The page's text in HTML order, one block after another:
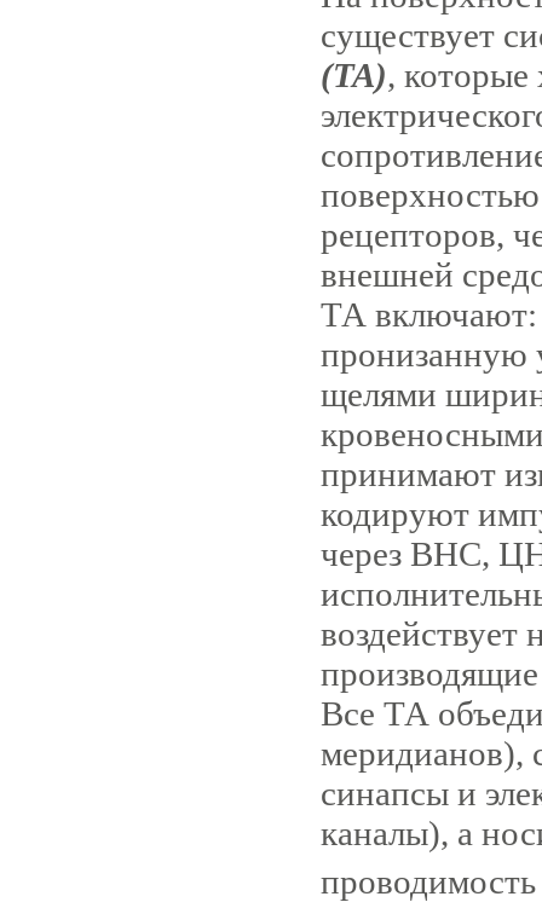
существует
(ТА), которые
рецепторов,
внешней
ТА включают:
пронизанную
щелями
принимают
кодируют
через ВНС,
воздействует
Все ТА
меридианов),
синапсы и
каналы), а